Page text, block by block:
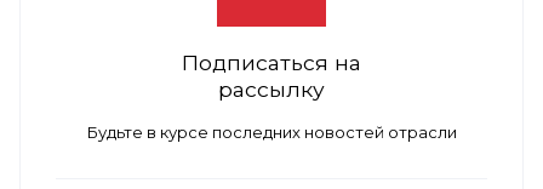
Подписаться на
рассылку
Будьте в курсе последних новостей отрасли